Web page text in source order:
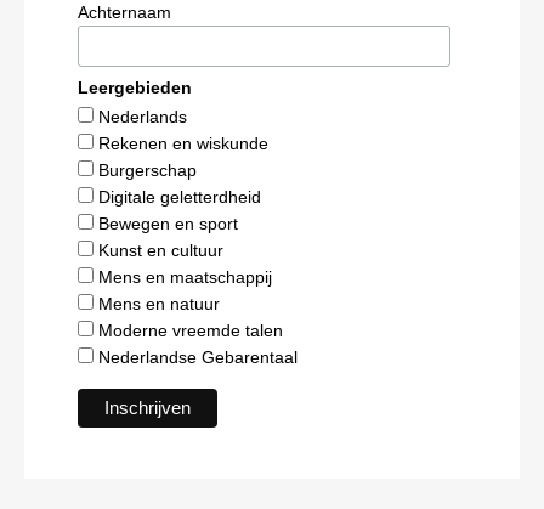
Achternaam
Leergebieden
Nederlands
Rekenen en wiskunde
Burgerschap
Digitale geletterdheid
Bewegen en sport
Kunst en cultuur
Mens en maatschappij
Mens en natuur
Moderne vreemde talen
Nederlandse Gebarentaal